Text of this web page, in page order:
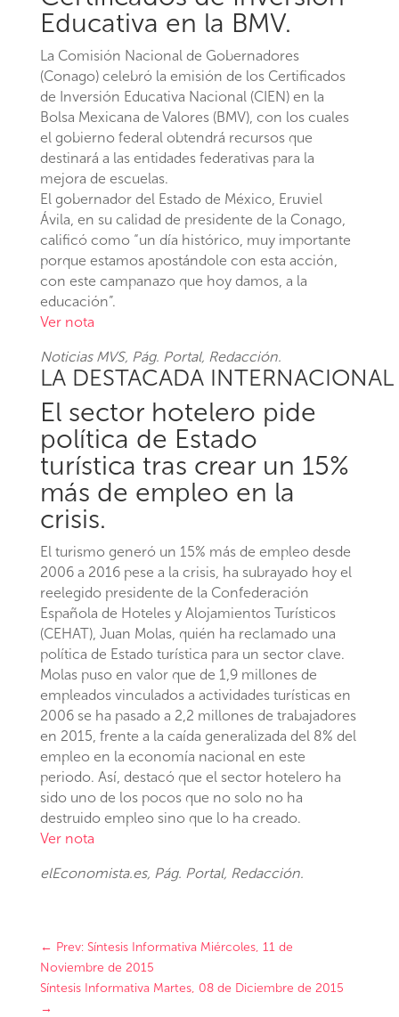
Educativa en la BMV.
La Comisión Nacional de Gobernadores
(Conago) celebró la emisión de los Certificados
de Inversión Educativa Nacional (CIEN) en la
Bolsa Mexicana de Valores (BMV), con los cuales
el gobierno federal obtendrá recursos que
destinará a las entidades federativas para la
mejora de escuelas.
El gobernador del Estado de México, Eruviel
Ávila, en su calidad de presidente de la Conago,
calificó como “un día histórico, muy importante
porque estamos apostándole con esta acción,
con este campanazo que hoy damos, a la
educación”.
Ver nota
Noticias MVS, Pág. Portal, Redacción.
LA DESTACADA INTERNACIONAL
El sector hotelero pide
política de Estado
turística tras crear un 15%
más de empleo en la
crisis.
El turismo generó un 15% más de empleo desde
2006 a 2016 pese a la crisis, ha subrayado hoy el
reelegido presidente de la Confederación
Española de Hoteles y Alojamientos Turísticos
(CEHAT), Juan Molas, quién ha reclamado una
política de Estado turística para un sector clave.
Molas puso en valor que de 1,9 millones de
empleados vinculados a actividades turísticas en
2006 se ha pasado a 2,2 millones de trabajadores
en 2015, frente a la caída generalizada del 8% del
empleo en la economía nacional en este
periodo. Así, destacó que el sector hotelero ha
sido uno de los pocos que no solo no ha
destruido empleo sino que lo ha creado.
Ver nota
elEconomista.es, Pág. Portal, Redacción.
← Prev: Síntesis Informativa Miércoles, 11 de
Noviembre de 2015
Síntesis Informativa Martes, 08 de Diciembre de 2015
→